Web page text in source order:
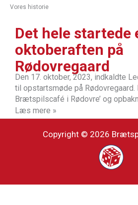
Vores historie
Det hele startede
oktoberaften på
Rødovregaard
Den 17. oktober, 2023, indkaldte
til opstartsmøde på Rødovregaard.
Brætspilscafé i Rødovre’ og
Læs mere »
Copyright © 2026